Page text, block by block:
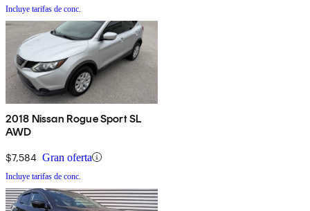
Incluye tarifas de conc.
2018 Nissan Rogue Sport SL
AWD
$7,584 Gran oferta
Incluye tarifas de conc.